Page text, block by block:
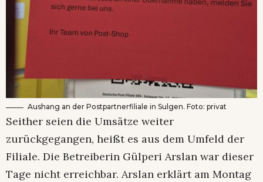
Aushang an der Postpartnerfiliale in Sulgen. Foto: privat
Seither seien die Umsätze weiter
zurückgegangen, heißt es aus dem Umfeld der
Filiale. Die Betreiberin Gülperi Arslan war dieser
Tage nicht erreichbar. Arslan erklärt am Montag